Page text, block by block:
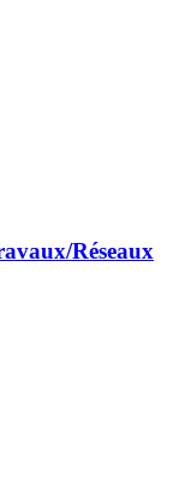
Réseaux